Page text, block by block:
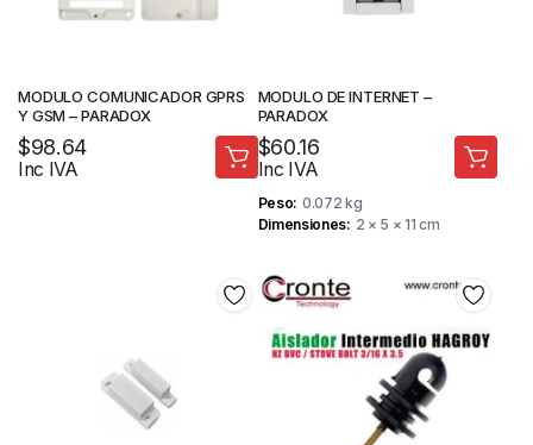
MODULO COMUNICADOR GPRS
Y GSM – PARADOX
$98.64
Inc IVA
MODULO DE INTERNET –
PARADOX
$60.16
Inc IVA
Peso 0.072 kg
Dimensiones
2 × 5 × 11 cm